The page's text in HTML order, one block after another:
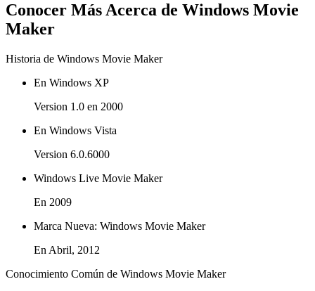
Conocer Más Acerca de Windows Movie
Maker
Historia de Windows Movie Maker
En Windows XP
Version 1.0 en 2000
En Windows Vista
Version 6.0.6000
Windows Live Movie Maker
En 2009
Marca Nueva: Windows Movie Maker
En Abril, 2012
Conocimiento Común de Windows Movie Maker